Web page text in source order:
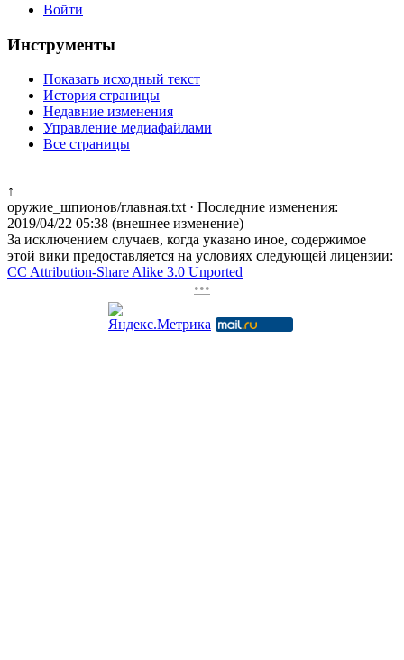
Войти
Инструменты
Показать исходный текст
История страницы
Недавние изменения
Управление медиафайлами
Все страницы
↑
оружие_шпионов/главная.txt · Последние изменения:
2019/04/22 05:38 (внешнее изменение)
За исключением случаев, когда указано иное, содержимое
этой вики предоставляется на условиях следующей лицензии:
CC Attribution-Share Alike 3.0 Unported
•••